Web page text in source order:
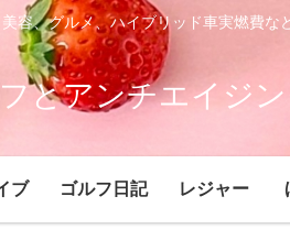
容、グルメ、ハイブリッド車実燃費な
とアンチエイジ
ブ ゴルフ日記 レジャー